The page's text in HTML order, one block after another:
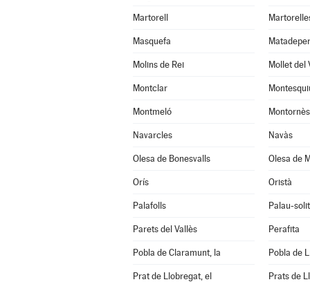
Martorell
Masquefa
Molins de Rei Mollet del
Montclar
Montmeló
Navarcles Navàs
Olesa de Bonesvalls Olesa de
Orís Oristà
Palafolls Palau-
Parets del Vallès Perafita
Pobla de Claramunt, la Pobla de
Prat de Llobregat, el Prats de